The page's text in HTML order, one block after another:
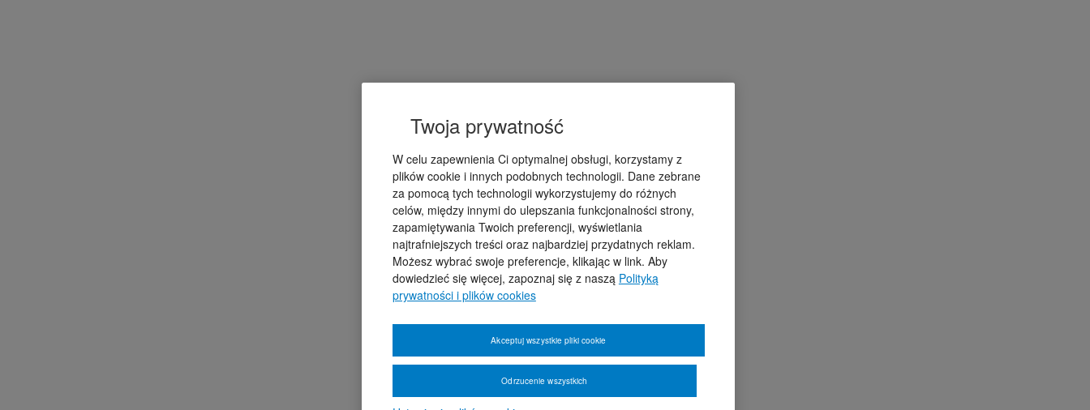
Twoja prywatność
W celu zapewnienia Ci optymalnej obsługi, korzystamy z
plików cookie i innych podobnych technologii. Dane zebrane
za pomocą tych technologii wykorzystujemy do różnych
celów, między innymi do ulepszania funkcjonalności strony,
zapamiętywania Twoich preferencji, wyświetlania
najtrafniejszych treści oraz najbardziej przydatnych reklam.
Możesz wybrać swoje preferencje, klikając w link. Aby
dowiedzieć się więcej, zapoznaj się z naszą Polityką
prywatności i plików cookies
Odrzucenie wszystkich
Akceptuj wszystkie pliki cookie